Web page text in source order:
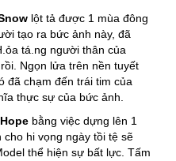
lột tả được 1 mùa đông
tạo ra bức ảnh này, đã
tá.ng người thân của
Ngọn lửa trên nền tuyết
đã chạm đến trái tim của
thực sự của bức ảnh.
bằng việc dựng lên 1
cho hi vọng ngày tồi tệ sẽ
thể hiện sự bất lực. Tấm